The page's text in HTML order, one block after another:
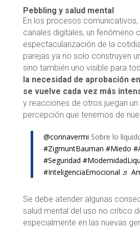
Pebbling y salud mental
En los procesos comunicativos,
canales digitales, un fenómeno
espectacularización de la
parejas ya no solo construyen
sino también uno visible para
la necesidad de aprobación
se vuelve cada vez más
y reacciones de otros juegan un
percepción que tenemos de
@corinavermi Sobre lo
#ZigmuntBauman #Miedo
#Seguridad
#InteligenciaEmocional ♬
Se debe atender algunas
salud mental del uso no crítico
especialmente en las nuevas